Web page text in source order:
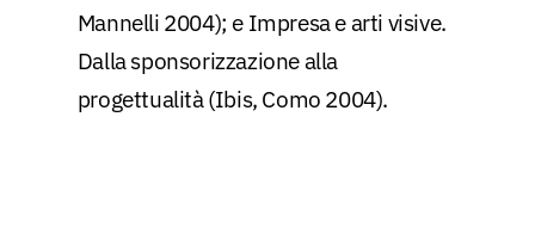
Mannelli 2004); e Impresa e arti visive.
Dalla sponsorizzazione alla
progettualità (Ibis, Como 2004).